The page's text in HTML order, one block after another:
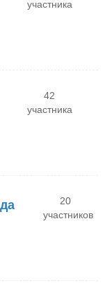
участника
42
участника
20
участников